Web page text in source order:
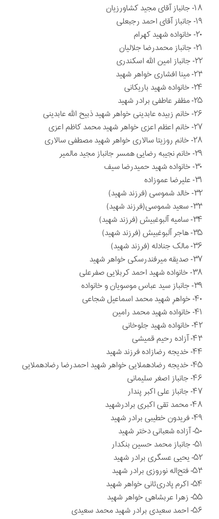
۱۸- جانباز آقای مجید کشاورزیان
۱۹- جانباز آقای احمد رجبعلی
۲۰- خانواده شهید کهرام
۲۱- جانباز محمدرضا جلالیان
۲۲- جانباز امین الله اسکندری
۲۳- مینا افشاری خواهر شهید
۲۴- خانواده شهید باریکانی
۲۵- مظفر عاطفی برادر شهید
۲۶- خانم زبیده عابدینی خواهر شهید ذبیح الله عابدینی
۲۷- خانم اعظم اعزی خواهر شهید محمد کاظم اعزی
۲۸- خانم روزیتا سالاری خواهر شهید مصطفی سالاری
۲۹- خانم نجیبه رضایی همسر جانباز مجید مالمیر
۳۰- خانواده شهید حمیدرضا سیف
۳۱- علیرضا عموزاده
۳۲- خالد شموسی (فرزند شهید)
۳۳- سعید شموسی(فرزند شهید)
۳۴- سامیه آلبوغبیش (فرزند شهید)
۳۵- هاجر آلبوغبیش (فرزند شهید)
۳۶- مالک جنادله (فرزند شهید)
۳۷- صدیقه میرفندرسکی خواهر شهید
۳۸- خانواده شهید احمد کربلایی صفرعلی
۳۹- جانباز سید عباس موسویان و خانواده
۴۰- خواهرِ شهید محمد اسماعیل شجاعی
۴۱- خانواده شهید محمد رامین
۴۲- خانواده شهید جلوخانی
۴۳- آزاده رحیم قمیشی
۴۴- خدیجه رضازاده فرزند شهید
۴۵- خدیجه رضادهملایی خواهر شهید احمدرضا رضادهملایی
۴۶- جانباز اصغر سلیمانی
۴۷- جانباز علی اکبر پندار
۴۸- محمد تقی اکبری برادرشهید
۴۹- فریدون خطیبی برادر شهید
۵۰- آزاده شعبانی دختر شهید
۵۱- جانباز محمد حسین بنکدار
۵۲- یحیی عسگری برادر شهید
۵۳- فتح‌اله‌ نوروزی برادر شهید
۵۴- اکرم پادری‌ثانی خواهر شهید
۵۵- زهرا عربشاهی خواهر شهید
۵۶- احمد سعیدی برادر شهید محمد سعیدی